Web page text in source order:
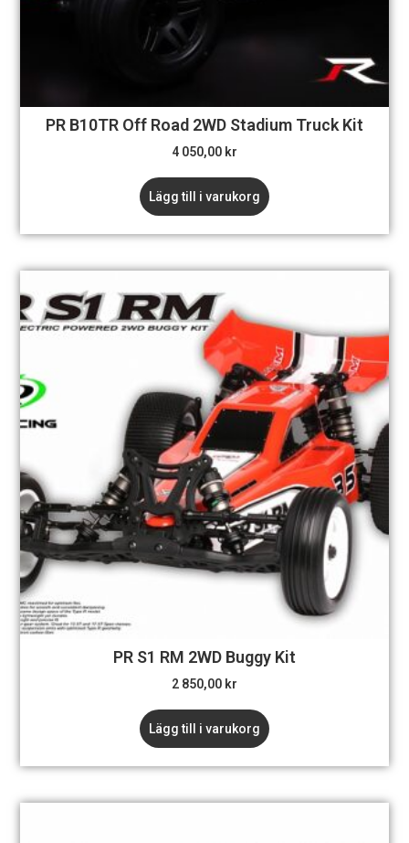
PR B10TR Off Road 2WD Stadium Truck Kit
4 050,00 kr
Lägg till i varukorg
PR S1 RM 2WD Buggy Kit
2 850,00 kr
Lägg till i varukorg